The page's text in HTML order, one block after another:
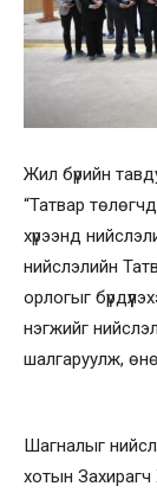
Жил бүрийн
“Татвар
хүрээнд
нийслэлийн
орлогыг
нэгжийг
шалгаруулж,
Шагналыг
хотын Захирагч